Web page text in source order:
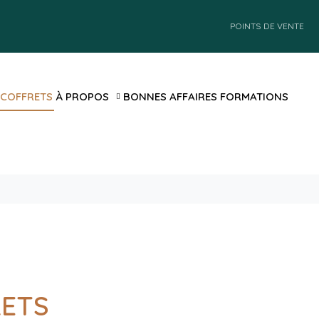
POINTS DE VENTE
À PROPOS BONNES AFFAIRES FORMATIONS